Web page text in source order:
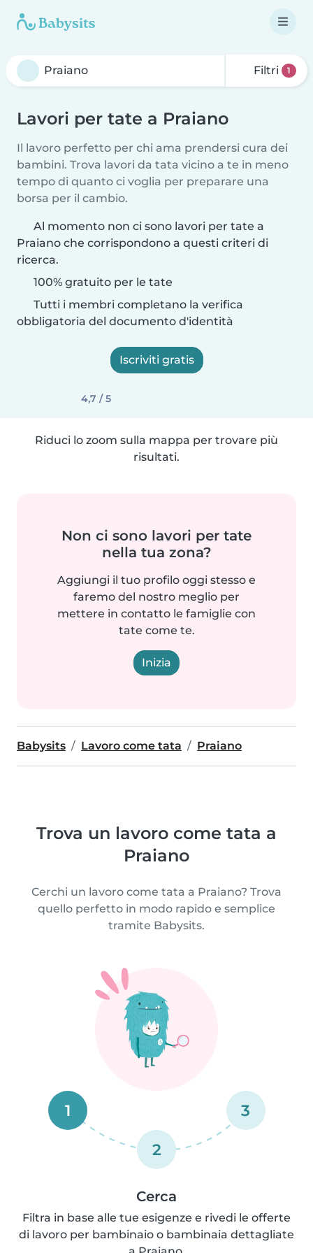
Filtri 1
Lavori per tate a Praiano
Il lavoro perfetto per chi ama prendersi cura dei
bambini. Trova lavori da tata vicino a te in meno
tempo di quanto ci voglia per preparare una
borsa per il cambio.
Al momento non ci sono lavori per tate a
Praiano che corrispondono a questi criteri di
ricerca.
100% gratuito per le tate
Tutti i membri completano la verifica
obbligatoria del documento d'identità
Iscriviti gratis
4,7 / 5
Riduci lo zoom sulla mappa per trovare più
risultati.
Non ci sono lavori per tate
nella tua zona?
Aggiungi il tuo profilo oggi stesso e
faremo del nostro meglio per
mettere in contatto le famiglie con
tate come te.
Inizia
Babysits Lavoro come tata Praiano
Trova un lavoro come tata a
Praiano
Cerchi un lavoro come tata a Praiano? Trova
quello perfetto in modo rapido e semplice
tramite Babysits.
1
2
3
Cerca
Filtra in base alle tue esigenze e rivedi le offerte
di lavoro per bambinaio o bambinaia dettagliate